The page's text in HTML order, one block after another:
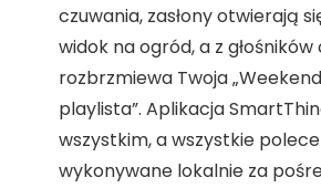
czuwania, zasłony otwierają
widok na ogród, a z głośników
rozbrzmiewa Twoja
playlista”. Aplikacja
wszystkim, a wszystkie
wykonywane lokalnie za